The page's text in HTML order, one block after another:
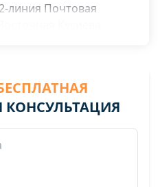
линия Почтовая
Кусиева